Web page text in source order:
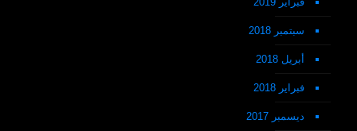
سبتمبر 2018
أبريل 2018
فبراير 2018
ديسمبر 2017